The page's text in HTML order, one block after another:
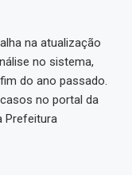
na atualização
no sistema,
do ano passado.
no portal da
Prefeitura